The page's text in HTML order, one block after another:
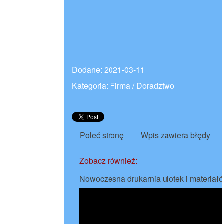
Dodane: 2021-03-11
Kategoria: Firma / Doradztwo
Poleć stronę Wpis zawiera błędy
Zobacz również:
Nowoczesna drukarnia ulotek i